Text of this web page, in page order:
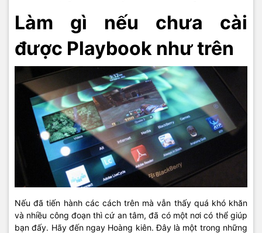
Làm gì nếu chưa cài
được Playbook như trên
Nếu đã tiến hành các cách trên mà vẫn thấy quá khó khăn
và nhiều công đoạn thì cứ an tâm, đã có một nơi có thể giúp
bạn đấy. Hãy đến ngay Hoàng kiên. Đây là một trong những